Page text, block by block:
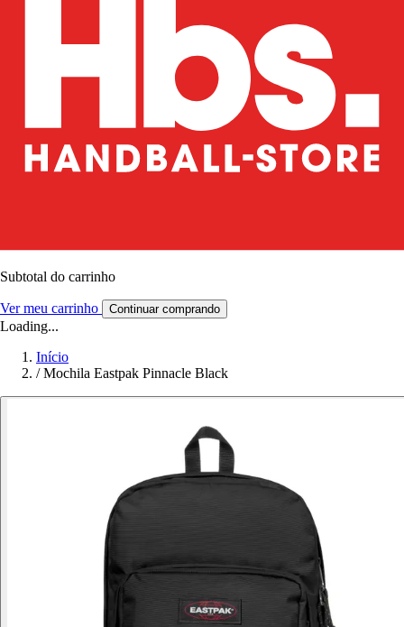
Subtotal do carrinho
Ver meu carrinho Continuar comprando
Loading...
Início
/ Mochila Eastpak Pinnacle Black